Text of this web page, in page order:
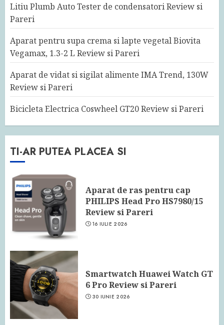
Litiu Plumb Auto Tester de condensatori Review si
Pareri
Aparat pentru supa crema si lapte vegetal Biovita
Vegamax, 1.3-2 L Review si Pareri
Aparat de vidat si sigilat alimente IMA Trend, 130W
Review si Pareri
Bicicleta Electrica Coswheel GT20 Review si Pareri
TI-AR PUTEA PLACEA SI
Aparat de ras pentru cap
PHILIPS Head Pro HS7980/15
Review si Pareri
16 IULIE 2026
Smartwatch Huawei Watch GT
6 Pro Review si Pareri
30 IUNIE 2026